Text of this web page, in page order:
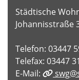
Städtische
Johannisstraße
Telefon: 03447
Telefax: 03447
E-Mail: